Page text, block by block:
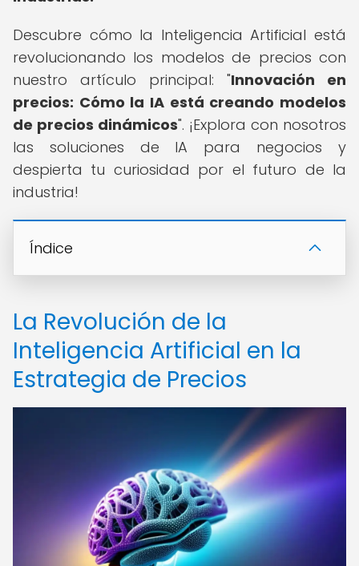
Descubre cómo la Inteligencia Artificial está
revolucionando los modelos de precios con
nuestro artículo principal: "Innovación en
precios: Cómo la IA está creando modelos
de precios dinámicos". ¡Explora con nosotros
las soluciones de IA para negocios y
despierta tu curiosidad por el futuro de la
industria!
Índice
La Revolución de la
Inteligencia Artificial en la
Estrategia de Precios